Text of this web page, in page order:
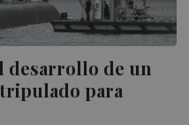
desarrollo de un
para